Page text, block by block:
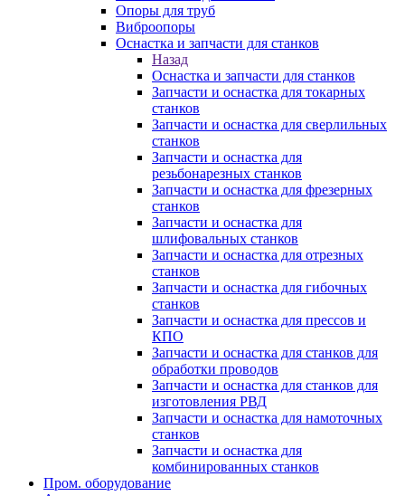
Опоры для труб
Виброопоры
Оснастка и запчасти для станков
Назад
Оснастка и запчасти для станков
Запчасти и оснастка для токарных
станков
Запчасти и оснастка для сверлильных
станков
Запчасти и оснастка для
резьбонарезных станков
Запчасти и оснастка для фрезерных
станков
Запчасти и оснастка для
шлифовальных станков
Запчасти и оснастка для отрезных
станков
Запчасти и оснастка для гибочных
станков
Запчасти и оснастка для прессов и
КПО
Запчасти и оснастка для станков для
обработки проводов
Запчасти и оснастка для станков для
изготовления РВД
Запчасти и оснастка для намоточных
станков
Запчасти и оснастка для
комбинированных станков
Пром. оборудование